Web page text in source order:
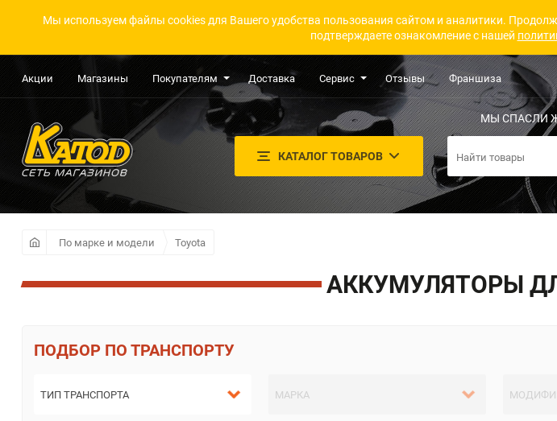
Мы используем файлы cookies для Вашего удобства пользования сайтом и аналитики.
подтверждаете ознакомление с нашей
Акции Магазины Покупателям Доставка Сервис Отзывы Франшиза
КАТАЛОГ ТОВАРОВ
МЫ СПАСЛИ
По марке и модели Toyota
АККУМУЛЯТОРЫ
ПО ТРАНСПОРТУ